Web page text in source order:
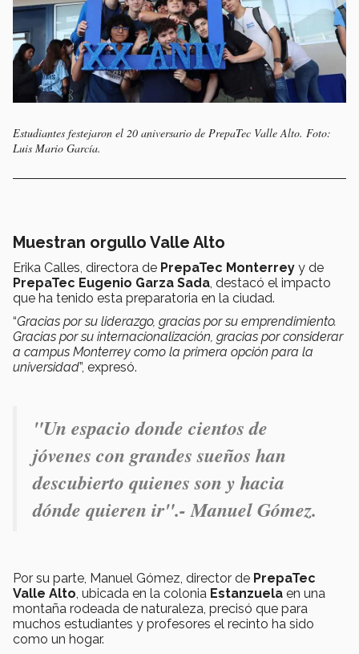
Estudiantes festejaron el 20 aniversario de PrepaTec Valle Alto. Foto:
Luis Mario García.
Muestran orgullo Valle Alto
Erika Calles, directora de PrepaTec Monterrey y de
PrepaTec Eugenio Garza Sada, destacó el impacto
que ha tenido esta preparatoria en la ciudad.
“Gracias por su liderazgo, gracias por su emprendimiento.
Gracias por su internacionalización, gracias por considerar
a campus Monterrey como la primera opción para la
universidad”, expresó.
"Un espacio donde cientos de
jóvenes con grandes sueños han
descubierto quienes son y hacia
dónde quieren ir".- Manuel Gómez.
Por su parte, Manuel Gómez, director de PrepaTec
Valle Alto, ubicada en la colonia Estanzuela en una
montaña rodeada de naturaleza, precisó que para
muchos estudiantes y profesores el recinto ha sido
como un hogar.